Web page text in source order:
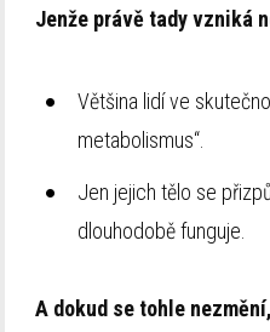
Jenže právě tady vzniká
Většina lidí ve
metabolismus“.
Jen jejich tělo se
dlouhodobě funguje.
A dokud se tohle